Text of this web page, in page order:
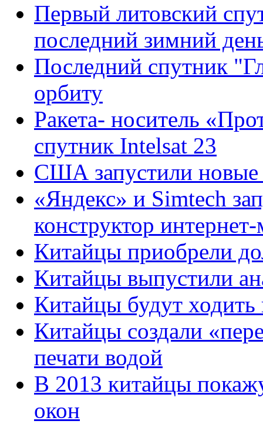
Первый литовский
последний зимний
Последний спутник
орбиту
Ракета- носитель
спутник Intelsat 23
США запустили новые
«Яндекс» и Simtech
конструктор
Китайцы приобрели
Китайцы выпустили
Китайцы будут
Китайцы создали
печати водой
В 2013 китайцы
окон